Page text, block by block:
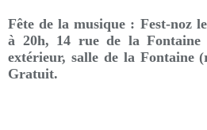
Fête de la musique : Fest-noz
à 20h, 14 rue de la Fontaine
extérieur, salle de la Fontaine
Gratuit.